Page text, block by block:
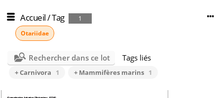
Accueil/Tag
1
Otariidae
Rechercher dans ce lot Tags liés
+ Carnivora 1 + Mammifères marins 1